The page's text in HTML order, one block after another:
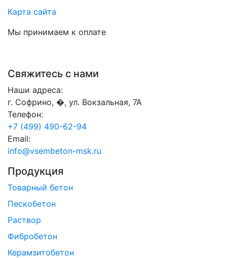
Карта сайта
Мы принимаем к оплате
Свяжитесь с нами
Наши адреса:
г. Софрино, �, ул. Вокзальная, 7А
Телефон:
+7 (499) 490-62-94
Email:
info@vsembeton-msk.ru
Продукция
Товарный бетон
Пескобетон
Раствор
Фибробетон
Керамзитобетон